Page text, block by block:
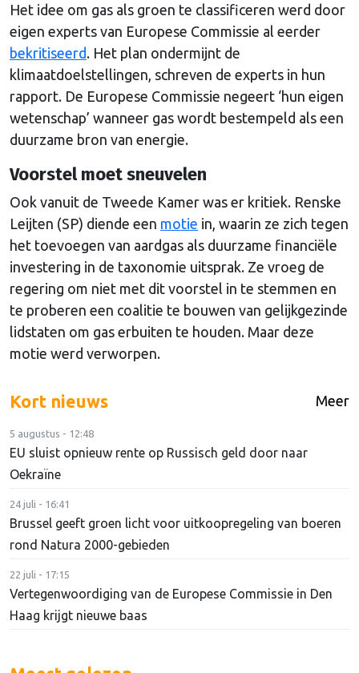
Het idee om gas als groen te classificeren werd door
eigen experts van Europese Commissie al eerder
bekritiseerd. Het plan ondermijnt de
klimaatdoelstellingen, schreven de experts in hun
rapport. De Europese Commissie negeert ‘hun eigen
wetenschap’ wanneer gas wordt bestempeld als een
duurzame bron van energie.
Voorstel moet sneuvelen
Ook vanuit de Tweede Kamer was er kritiek. Renske
Leijten (SP) diende een motie in, waarin ze zich tegen
het toevoegen van aardgas als duurzame financiële
investering in de taxonomie uitsprak. Ze vroeg de
regering om niet met dit voorstel in te stemmen en
te proberen een coalitie te bouwen van gelijkgezinde
lidstaten om gas erbuiten te houden. Maar deze
motie werd verworpen.
Kort nieuws Meer
5 augustus - 12:48
EU sluist opnieuw rente op Russisch geld door naar
Oekraïne
24 juli - 16:41
Brussel geeft groen licht voor uitkoopregeling van boeren
rond Natura 2000-gebieden
22 juli - 17:15
Vertegenwoordiging van de Europese Commissie in Den
Haag krijgt nieuwe baas